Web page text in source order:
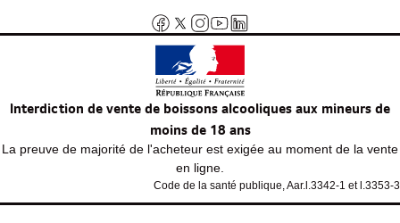
Interdiction de vente de boissons alcooliques aux mineurs de
moins de 18 ans
La preuve de majorité de l'acheteur est exigée au moment de la vente
en ligne.
Code de la santé publique, Aar.l.3342-1 et l.3353-3